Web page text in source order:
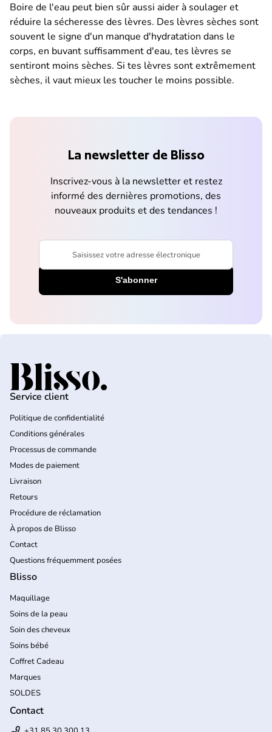
Boire de l'eau peut bien sûr aussi aider à soulager et
réduire la sécheresse des lèvres. Des lèvres sèches sont
souvent le signe d'un manque d'hydratation dans le
corps, en buvant suffisamment d'eau, tes lèvres se
sentiront moins sèches. Si tes lèvres sont extrêmement
sèches, il vaut mieux les toucher le moins possible.
La newsletter de Blisso
Inscrivez-vous à la newsletter et restez
informé des dernières promotions, des
nouveaux produits et des tendances !
Saisissez votre adresse électronique
Accueil
Service client
Politique de confidentialité
Conditions générales
Processus de commande
Modes de paiement
Livraison
Retours
Procédure de réclamation
À propos de Blisso
Contact
Questions fréquemment posées
Blisso
Maquillage
Soins de la peau
Soin des cheveux
Soins bébé
Coffret Cadeau
Marques
SOLDES
Contact